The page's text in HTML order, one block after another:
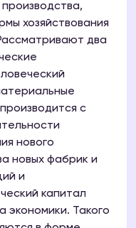
хозяйствования
два
с
нового
новых фабрик и
и
капитал
экономики. Такого